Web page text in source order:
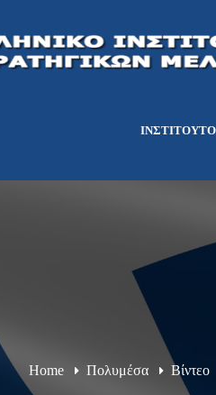
ΙΝΣΤΙΤΟΎΤΟ
Home Πολυμέσα Βίντεο